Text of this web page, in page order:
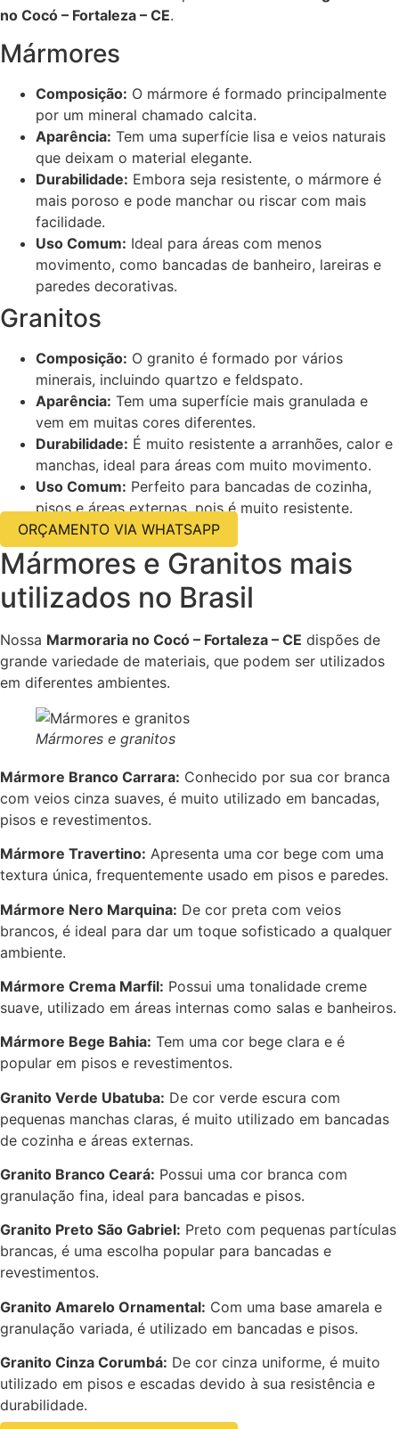
no Cocó – Fortaleza – CE.
Mármores
Composição: O mármore é formado principalmente
por um mineral chamado calcita.
Aparência: Tem uma superfície lisa e veios naturais
que deixam o material elegante.
Durabilidade: Embora seja resistente, o mármore é
mais poroso e pode manchar ou riscar com mais
facilidade.
Uso Comum: Ideal para áreas com menos
movimento, como bancadas de banheiro, lareiras e
paredes decorativas.
Granitos
Composição: O granito é formado por vários
minerais, incluindo quartzo e feldspato.
Aparência: Tem uma superfície mais granulada e
vem em muitas cores diferentes.
Durabilidade: É muito resistente a arranhões, calor e
manchas, ideal para áreas com muito movimento.
Uso Comum: Perfeito para bancadas de cozinha,
pisos e áreas externas, pois é muito resistente.
ORÇAMENTO VIA WHATSAPP
Mármores e Granitos mais
utilizados no Brasil
Nossa Marmoraria no Cocó – Fortaleza – CE dispões de
grande variedade de materiais, que podem ser utilizados
em diferentes ambientes.
Mármores e granitos
Mármore Branco Carrara: Conhecido por sua cor branca
com veios cinza suaves, é muito utilizado em bancadas,
pisos e revestimentos.
Mármore Travertino: Apresenta uma cor bege com uma
textura única, frequentemente usado em pisos e paredes.
Mármore Nero Marquina: De cor preta com veios
brancos, é ideal para dar um toque sofisticado a qualquer
ambiente.
Mármore Crema Marfil: Possui uma tonalidade creme
suave, utilizado em áreas internas como salas e banheiros.
Mármore Bege Bahia: Tem uma cor bege clara e é
popular em pisos e revestimentos.
Granito Verde Ubatuba: De cor verde escura com
pequenas manchas claras, é muito utilizado em bancadas
de cozinha e áreas externas.
Granito Branco Ceará: Possui uma cor branca com
granulação fina, ideal para bancadas e pisos.
Granito Preto São Gabriel: Preto com pequenas partículas
brancas, é uma escolha popular para bancadas e
revestimentos.
Granito Amarelo Ornamental: Com uma base amarela e
granulação variada, é utilizado em bancadas e pisos.
Granito Cinza Corumbá: De cor cinza uniforme, é muito
utilizado em pisos e escadas devido à sua resistência e
durabilidade.